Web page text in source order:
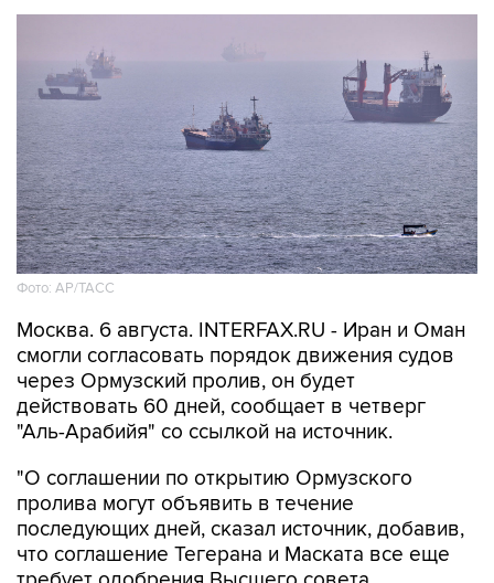
Фото: AP/ТАСС
Москва. 6 августа. INTERFAX.RU - Иран и Оман
смогли согласовать порядок движения судов
через Ормузский пролив, он будет
действовать 60 дней, сообщает в четверг
"Аль-Арабийя" со ссылкой на источник.
"О соглашении по открытию Ормузского
пролива могут объявить в течение
последующих дней, сказал источник, добавив,
что соглашение Тегерана и Маската все еще